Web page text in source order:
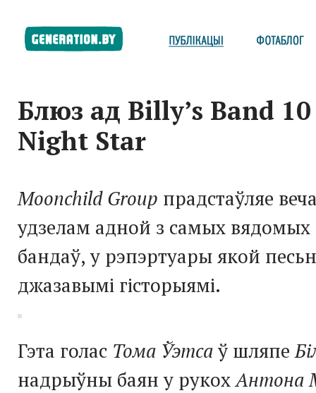
Блюз ад Billy’s Band
Night Star
Moonchild Group прадстаўляе
удзелам адной з самых вядомых
бандаў, у рэпэртуары якой
джазавымі гісторыямі.
Гэта голас Тома Ўэтсаў шляпе
надрыўны баян у рукохАнтона